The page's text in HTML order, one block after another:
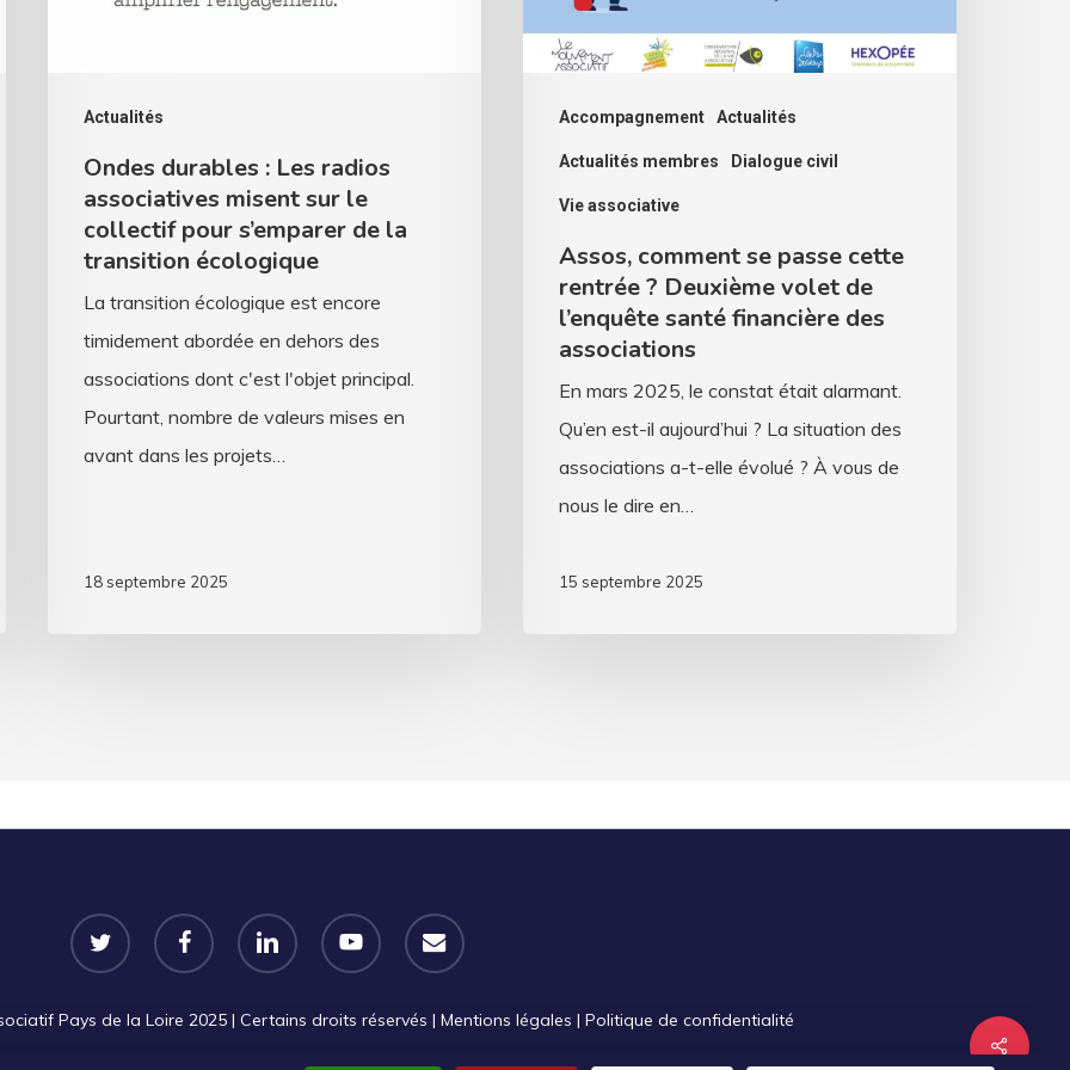
Actualités
s’emparer
transition
écologique
Ondes durables : Les radios
associatives misent sur le
collectif pour s’emparer de la
transition écologique
La transition écologique est encore
timidement abordée en dehors des
associations dont c'est l'objet principal.
Pourtant, nombre de valeurs mises en
avant dans les projets…
18 septembre 2025
Accompagnement Actualités
Actualités membres Dialogue civil
Vie associative
?
Deuxième
volet
financière
associations
Assos, comment se passe cette
rentrée ? Deuxième volet de
l’enquête santé financière des
associations
En mars 2025, le constat était alarmant.
Qu’en est-il aujourd’hui ? La situation des
associations a-t-elle évolué ? À vous de
nous le dire en…
15 septembre 2025
Share
twitter facebook linkedin youtube email
Pays de la Loire 2025 | Certains droits réservés | Mentions légales | Politique de confidentialité